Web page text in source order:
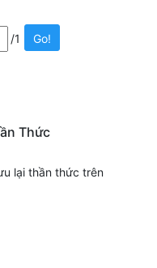
/1 Go!
Thức
lại thần thức trên